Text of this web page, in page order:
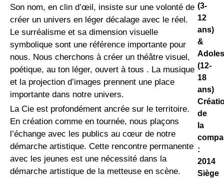
Son nom, en clin d’œil, insiste sur une volonté de
créer un univers en léger décalage avec le réel.
Le surréalisme et sa dimension visuelle
symbolique sont une référence importante pour
nous. Nous cherchons à créer un théâtre visuel,
poétique, au ton léger, ouvert à tous . La musique
et la projection d’images prennent une place
importante dans notre univers.
La Cie est profondément ancrée sur le territoire.
En création comme en tournée, nous plaçons
l’échange avec les publics au cœur de notre
démarche artistique. Cette rencontre permanente
avec les jeunes est une nécessité dans la
démarche artistique de la metteuse en scène.
(3-
12
ans)
&
(12-
18
ans)
de
la
:
2014
Siège